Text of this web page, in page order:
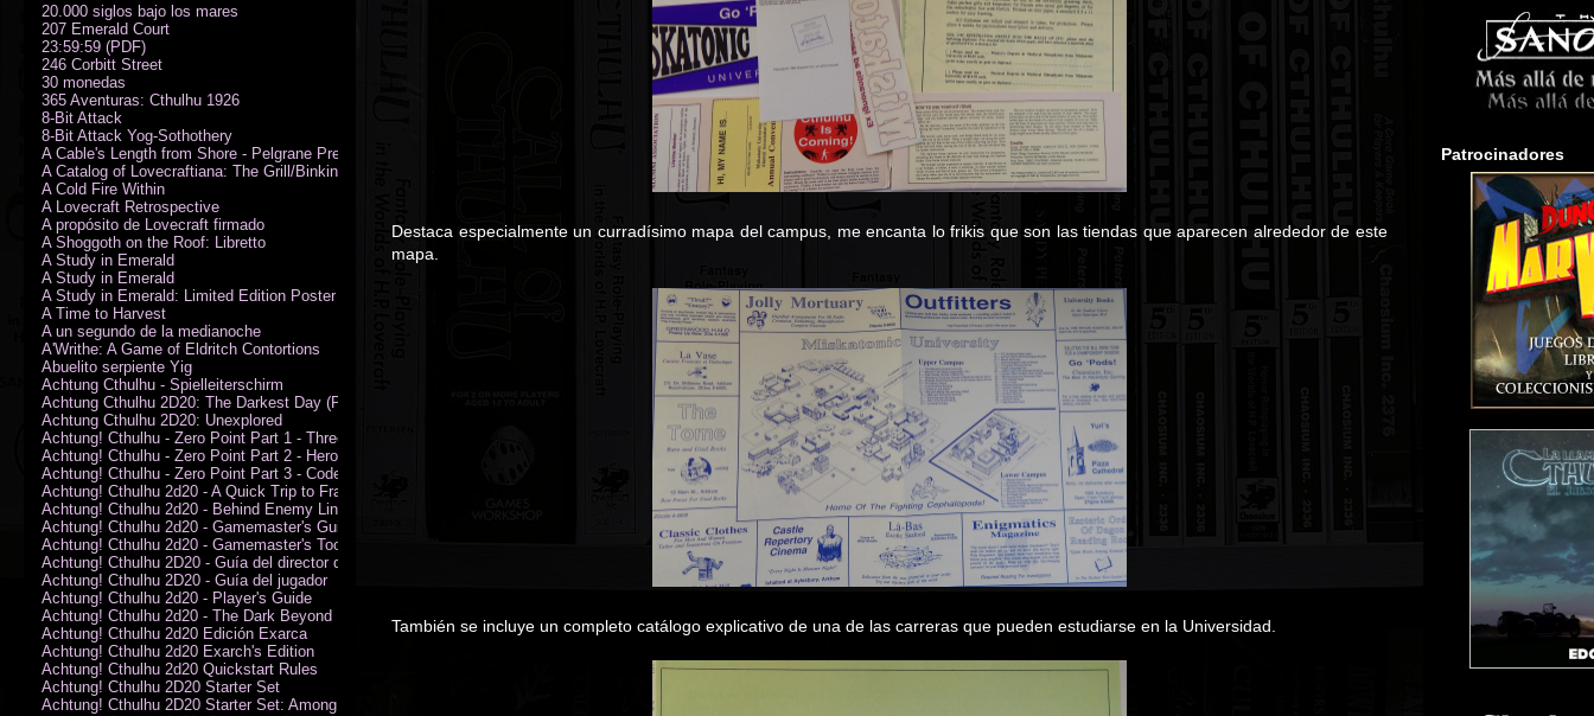
Destaca especialmente un curradísimo mapa del campus, me encanta lo frikis que son las tiendas que aparecen alrededor de este
mapa.
También se incluye un completo catálogo explicativo de una de las carreras que pueden estudiarse en la Universidad.
20.000 siglos bajo los mares
207 Emerald Court
23:59:59 (PDF)
246 Corbitt Street
30 monedas
365 Aventuras: Cthulhu 1926
8-Bit Attack
8-Bit Attack Yog-Sothothery
A Cable's Length from Shore - Pelgrane Press' FreeRPG 2018 (PDF)
A Catalog of Lovecraftiana: The Grill/Binkin Collection
A Cold Fire Within
A Lovecraft Retrospective
A propósito de Lovecraft firmado
A Shoggoth on the Roof: Libretto
A Study in Emerald
A Study in Emerald
A Study in Emerald: Limited Edition Poster (Neil Gaiman)
A Time to Harvest
A un segundo de la medianoche
A'Writhe: A Game of Eldritch Contortions
Abuelito serpiente Yig
Achtung Cthulhu - Spielleiterschirm
Achtung Cthulhu 2D20: The Darkest Day (PDF)
Achtung Cthulhu 2D20: Unexplored
Achtung! Cthulhu - Zero Point Part 1 - Three Kings
Achtung! Cthulhu - Zero Point Part 2 - Heroes of the Sea
Achtung! Cthulhu - Zero Point Part 3 - Code of Honour (PDF)
Achtung! Cthulhu 2d20 - A Quick Trip to France (PDF)
Achtung! Cthulhu 2d20 - Behind Enemy Lines
Achtung! Cthulhu 2d20 - Gamemaster's Guide
Achtung! Cthulhu 2d20 - Gamemaster's Toolkit
Achtung! Cthulhu 2D20 - Guía del director de juego
Achtung! Cthulhu 2D20 - Guía del jugador
Achtung! Cthulhu 2d20 - Player's Guide
Achtung! Cthulhu 2d20 - The Dark Beyond
Achtung! Cthulhu 2d20 Edición Exarca
Achtung! Cthulhu 2d20 Exarch's Edition
Achtung! Cthulhu 2d20 Quickstart Rules
Achtung! Cthulhu 2D20 Starter Set
Achtung! Cthulhu 2D20 Starter Set: Among the Wolves (PDF)
Patrocinadores